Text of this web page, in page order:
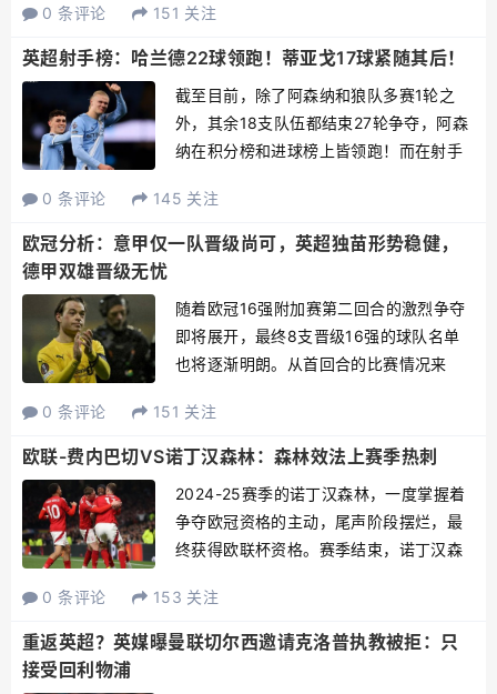
点，将进行本赛季的欧冠1/8决赛抽签。
2025-26赛季欧冠16强：直通欧冠16强...
0 条评论 151 关注
英超射手榜：哈兰德22球领跑！蒂亚戈17球紧随其后！
截至目前，除了阿森纳和狼队多赛1轮之
外，其余18支队伍都结束27轮争夺，阿森
纳在积分榜和进球榜上皆领跑！而在射手
目前唯一一位完成20＋进球的球员，打进
22球领跑射手榜，而效力于布伦特福德蒂
0 条评论 145 关注
欧冠分析：意甲仅一队晋级尚可，英超独苗形势稳健，
德甲双雄晋级无忧
随着欧冠16强附加赛第二回合的激烈争夺
即将展开，最终8支晋级16强的球队名单
也将逐渐明朗。从首回合的比赛情况来
特蒙德及勒沃库森的晋级势头相当稳固，
而意甲三支参赛球队则面临极大淘汰风
0 条评论 151 关注
欧联-费内巴切VS诺丁汉森林：森林效法上赛季热刺
2024-25赛季的诺丁汉森林，一度掌握着
争夺欧冠资格的主动，尾声阶段摆烂，最
终获得欧联杯资格。赛季结束，诺丁汉森
一副拆房子的节奏，但随后又引进恩多
耶、哈钦森等多名新援，在转会市场上的
0 条评论 153 关注
重返英超？英媒曝曼联切尔西邀请克洛普执教被拒：只
接受回利物浦